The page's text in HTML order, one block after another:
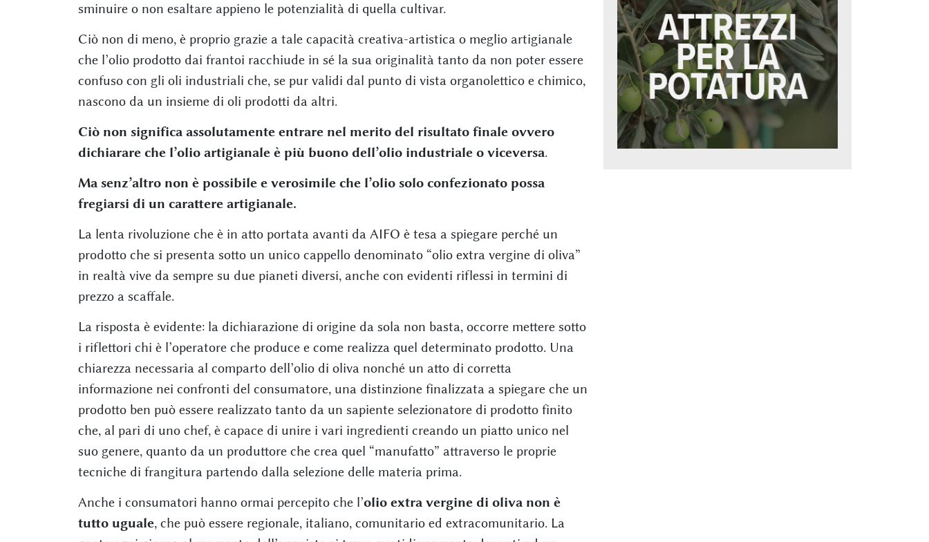
sminuire o non esaltare appieno le potenzialità di quella cultivar.
Ciò non di meno, è proprio grazie a tale capacità creativa-artistica o meglio artigianale
che l’olio prodotto dai frantoi racchiude in sé la sua originalità tanto da non poter essere
confuso con gli oli industriali che, se pur validi dal punto di vista organolettico e chimico,
nascono da un insieme di oli prodotti da altri.
Ciò non significa assolutamente entrare nel merito del risultato finale ovvero
dichiarare che l’olio artigianale è più buono dell’olio industriale o viceversa.
Ma senz’altro non è possibile e verosimile che l’olio solo confezionato possa
fregiarsi di un carattere artigianale.
La lenta rivoluzione che è in atto portata avanti da AIFO è tesa a spiegare perché un
prodotto che si presenta sotto un unico cappello denominato “olio extra vergine di oliva”
in realtà vive da sempre su due pianeti diversi, anche con evidenti riflessi in termini di
prezzo a scaffale.
La risposta è evidente: la dichiarazione di origine da sola non basta, occorre mettere sotto
i riflettori chi è l’operatore che produce e come realizza quel determinato prodotto. Una
chiarezza necessaria al comparto dell’olio di oliva nonché un atto di corretta
informazione nei confronti del consumatore, una distinzione finalizzata a spiegare che un
prodotto ben può essere realizzato tanto da un sapiente selezionatore di prodotto finito
che, al pari di uno chef, è capace di unire i vari ingredienti creando un piatto unico nel
suo genere, quanto da un produttore che crea quel “manufatto” attraverso le proprie
tecniche di frangitura partendo dalla selezione delle materia prima.
Anche i consumatori hanno ormai percepito che l’olio extra vergine di oliva non è
tutto uguale, che può essere regionale, italiano, comunitario ed extracomunitario. La